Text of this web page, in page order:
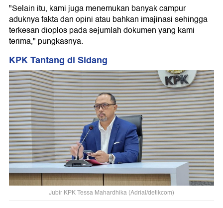
"Selain itu, kami juga menemukan banyak campur
aduknya fakta dan opini atau bahkan imajinasi sehingga
terkesan dioplos pada sejumlah dokumen yang kami
terima," pungkasnya.
KPK Tantang di Sidang
Jubir KPK Tessa Mahardhika (Adrial/detikcom)